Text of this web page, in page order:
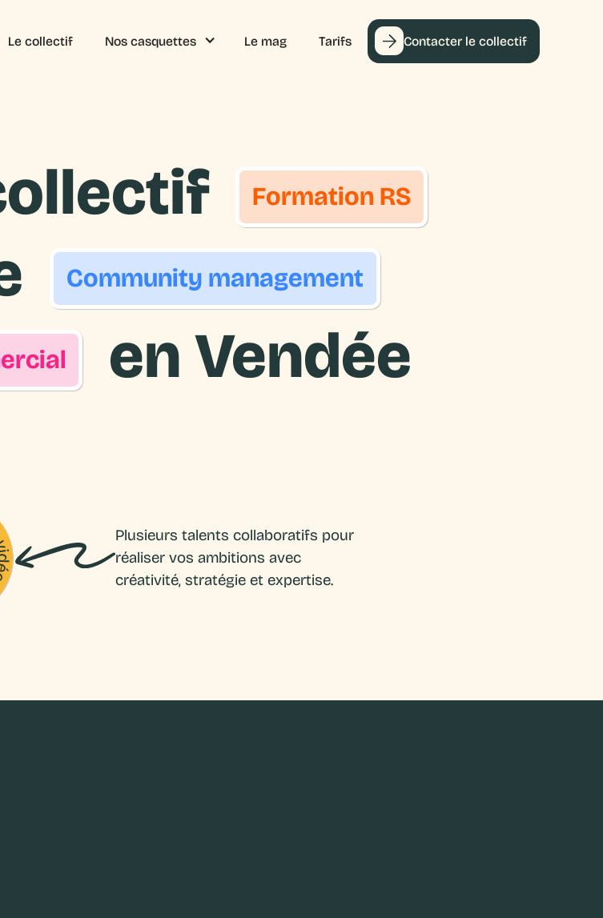
Le collectif Nos casquettes Le mag Tarifs Contacter le collectif
Formation RS
Community management
ercial en Vendée
Plusieurs talents collaboratifs pour
réaliser vos ambitions avec
créativité, stratégie et expertise.